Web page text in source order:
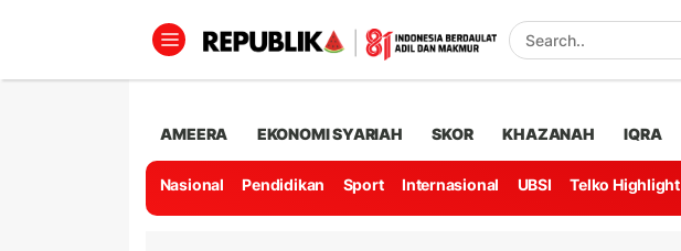
AMEERA EKONOMI SYARIAH SKOR KHAZANAH IQRA
Nasional Pendidikan Sport Internasional UBSI Telko Highlight